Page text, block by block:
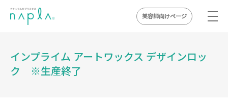
content
美容師向けページ
インプライム アートワックス デザインロッ
ク ※生産終了